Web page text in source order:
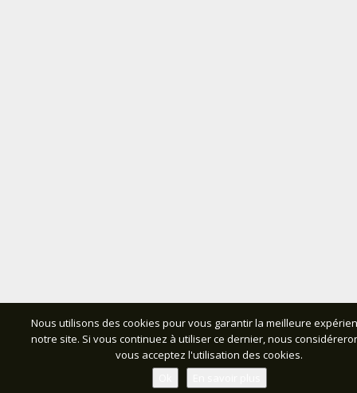
Nous utilisons des cookies pour vous garantir la meilleure
notre site. Si vous continuez à utiliser ce dernier, nous
vous acceptez l'utilisation des cookies.